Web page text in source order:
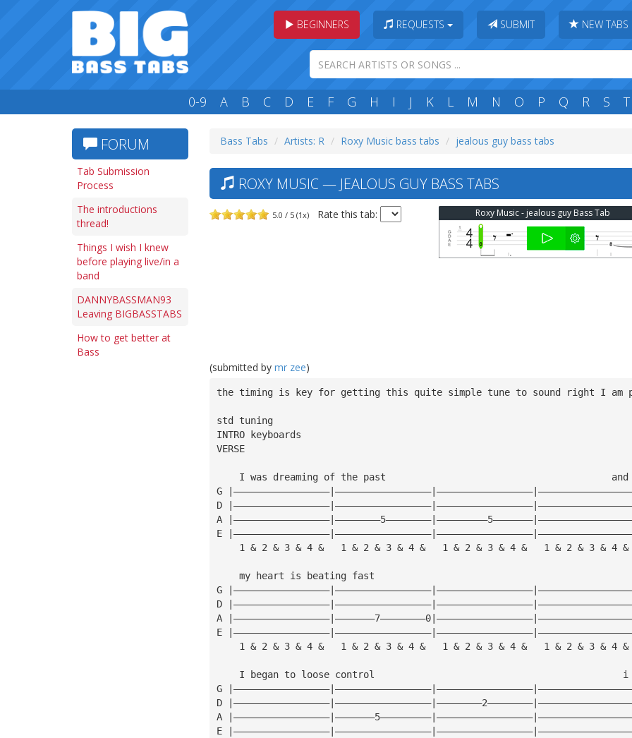
BEGINNERS REQUESTS SUBMIT NEW TABS
0-9 A B C D E F G H I J K L M N O P Q R S T
FORUM
Tab Submission
Process
The introductions
thread!
Things I wish I knew
before playing live/in a
band
DANNYBASSMAN93
Leaving BIGBASSTABS
How to get better at
Bass
Bass Tabs Artists: R Roxy Music bass tabs jealous guy bass tabs
ROXY MUSIC — JEALOUS GUY BASS TABS
5.0 / 5 (1x) Rate this tab: Roxy Music - jealous guy Bass Tab
(submitted by mr zee)
the timing is key for getting this quite simple tune to sound right I am
std tuning
INTRO keyboards
VERSE
    I was dreaming of the past                                        and
G
D
A
E
    1 & 2 & 3 & 4 &   1 & 2 & 3 & 4 &   1 & 2 & 3 & 4 &   1 & 2 & 3 & 4 &
    my heart is beating fast
G
D
A
E
    1 & 2 & 3 & 4 &   1 & 2 & 3 & 4 &   1 & 2 & 3 & 4 &   1 & 2 & 3 & 4 &
    I began to loose control                                            i
G
D
A
E